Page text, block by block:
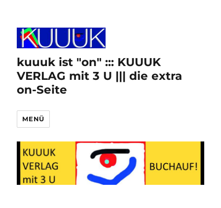
kuuuk ist "on" ::: KUUUK
VERLAG mit 3 U ||| die extra
on-Seite
MENÜ